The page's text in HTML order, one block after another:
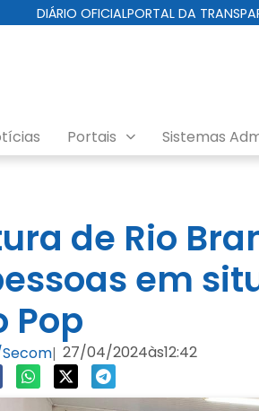
DIÁRIO OFICIALPORTAL DA
Portais Sistemas
de Rio
em
Pop
| 27/04/2024às12:42